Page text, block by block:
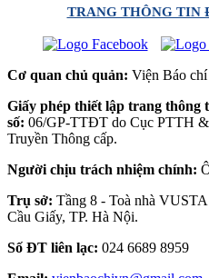
TRANG THÔNG TIN
Cơ quan chủ quản: Viện Báo
Giấy phép thiết lập trang thông
số: 06/GP-TTĐT do Cục PTTH
Truyền Thông cấp.
Người chịu trách nhiệm chính:
Trụ sở: Tầng 8 - Toà nhà
Cầu Giấy, TP. Hà Nội.
Số ĐT liên lạc: 024 6689 8959